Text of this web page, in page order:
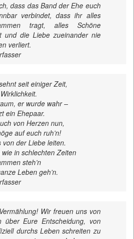
dass das Band der Ehe euch
verbindet, dass ihr alles
tragt, alles Schöne
und die Liebe zueinander nie
verliert.
seit einiger Zeit,
er wurde wahr –
ein Ehepaar.
von Herzen nun,
auf euch ruh’n!
der Liebe leiten.
in schlechten Zeiten
steh’n
Leben geh’n.
Wir freuen uns von
über Eure Entscheidung, von
durchs Leben schreiten zu